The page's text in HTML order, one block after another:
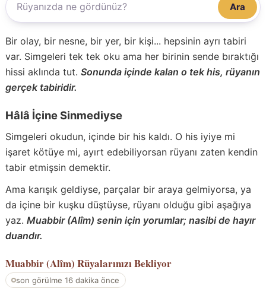
Ara
Bir olay, bir nesne, bir yer, bir kişi... hepsinin ayrı tabiri
var. Simgeleri tek tek oku ama her birinin sende bıraktığı
hissi aklında tut. Sonunda içinde kalan o tek his, rüyanın
gerçek tabiridir.
Hâlâ İçine Sinmediyse
Simgeleri okudun, içinde bir his kaldı. O his iyiye mi
işaret kötüye mi, ayırt edebiliyorsan rüyanı zaten kendin
tabir etmişsin demektir.
Ama karışık geldiyse, parçalar bir araya gelmiyorsa, ya
da içine bir kuşku düştüyse, rüyanı olduğu gibi aşağıya
yaz. Muabbir (Alîm) senin için yorumlar; nasibi de hayır
duandır.
Muabbir (Alîm) Rüyalarınızı Bekliyor
son görülme 16 dakika önce